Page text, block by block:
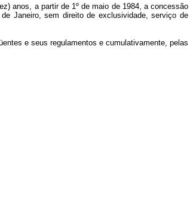
anos, a partir de 1º de maio de 1984, a concessão
Janeiro, sem direito de exclusividade, serviço de
e seus regulamentos e cumulativamente, pelas